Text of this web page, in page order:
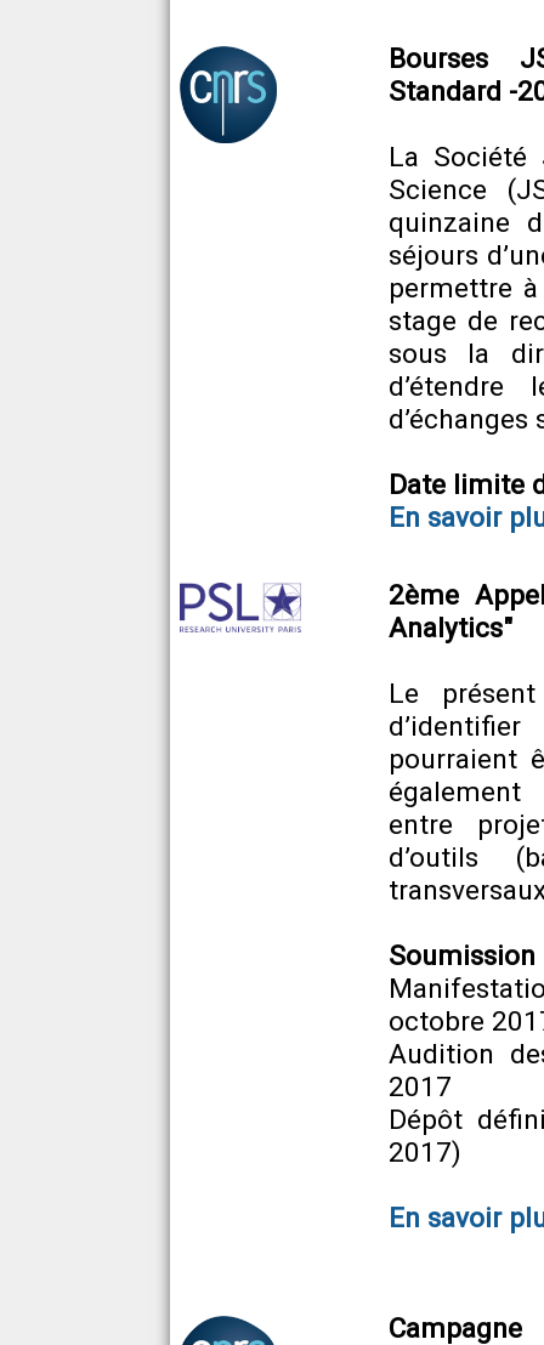
Bourses
Standard -
La
Science
quinzaine
séjours
permettre
stage de
sous la
Date limite
En savoir
2ème
Analytics"
Le
pourraient
également
entre
d’outils
octobre
Audition
2017
Dépôt
2017)
En savoir